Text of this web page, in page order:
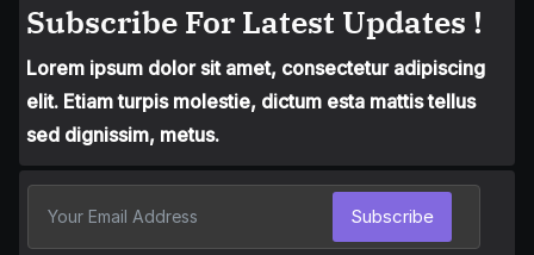
Subscribe For Latest Updates !
Lorem ipsum dolor sit amet, consectetur adipiscing
elit. Etiam turpis molestie, dictum esta mattis tellus
sed dignissim, metus.
Subscribe